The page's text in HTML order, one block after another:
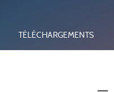
TÉLÉCHARGEMENTS